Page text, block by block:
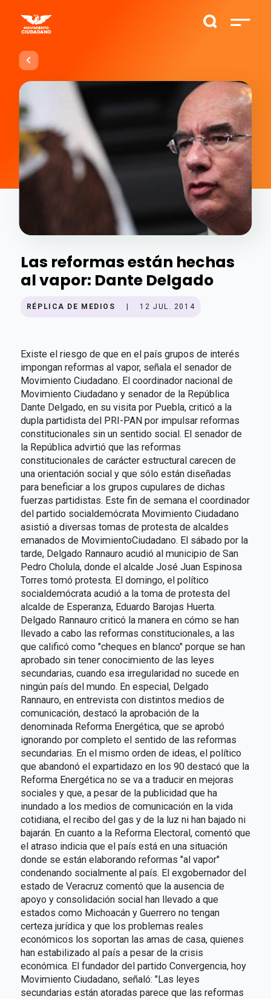
Las reformas están hechas
al vapor: Dante Delgado
RÉPLICA DE MEDIOS 12 JUL. 2014
Existe el riesgo de que en el país grupos de interés
impongan reformas al vapor, señala el senador de
Movimiento Ciudadano. El coordinador nacional de
Movimiento Ciudadano y senador de la República
Dante Delgado, en su visita por Puebla, criticó a la
dupla partidista del PRI-PAN por impulsar reformas
constitucionales sin un sentido social. El senador de
la República advirtió que las reformas
constitucionales de carácter estructural carecen de
una orientación social y que sólo están diseñadas
para beneficiar a los grupos cupulares de dichas
fuerzas partidistas. Este fin de semana el coordinador
del partido socialdemócrata Movimiento Ciudadano
asistió a diversas tomas de protesta de alcaldes
emanados de MovimientoCiudadano. El sábado por la
tarde, Delgado Rannauro acudió al municipio de San
Pedro Cholula, donde el alcalde José Juan Espinosa
Torres tomó protesta. El domingo, el político
socialdemócrata acudió a la toma de protesta del
alcalde de Esperanza, Eduardo Barojas Huerta.
Delgado Rannauro criticó la manera en cómo se han
llevado a cabo las reformas constitucionales, a las
que calificó como "cheques en blanco" porque se han
aprobado sin tener conocimiento de las leyes
secundarias, cuando esa irregularidad no sucede en
ningún país del mundo. En especial, Delgado
Rannauro, en entrevista con distintos medios de
comunicación, destacó la aprobación de la
denominada Reforma Energética, que se aprobó
ignorando por completo el sentido de las reformas
secundarias. En el mismo orden de ideas, el político
que abandonó el expartidazo en los 90 destacó que la
Reforma Energética no se va a traducir en mejoras
sociales y que, a pesar de la publicidad que ha
inundado a los medios de comunicación en la vida
cotidiana, el recibo del gas y de la luz ni han bajado ni
bajarán. En cuanto a la Reforma Electoral, comentó que
el atraso indicia que el país está en una situación
donde se están elaborando reformas "al vapor"
condenando socialmente al país. El exgobernador del
estado de Veracruz comentó que la ausencia de
apoyo y consolidación social han llevado a que
estados como Michoacán y Guerrero no tengan
certeza jurídica y que los problemas reales
económicos los soportan las amas de casa, quienes
han estabilizado al país a pesar de la crisis
económica. El fundador del partido Convergencia, hoy
Movimiento Ciudadano, señaló: "Las leyes
secundarias están atoradas parece que las reformas